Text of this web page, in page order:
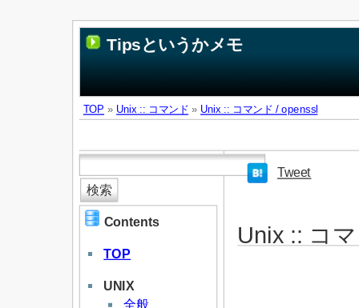
Tipsというかメモ
TOP » Unix :: コマンド » Unix :: コマンド / openssl
Contents
TOP
UNIX
全般
Tweet
Unix :: コ